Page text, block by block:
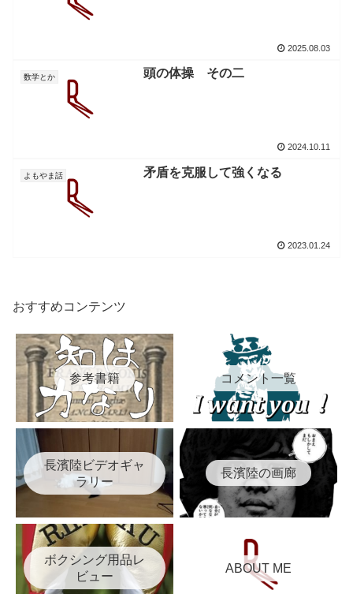
2025.08.03
数学とか 頭の体操 その二
2024.10.11
よもやま話 矛盾を克服して強くなる
2023.01.24
おすすめコンテンツ
参考書籍 コメント一覧
長濱陸ビデオギャ
ラリー
長濱陸の画廊
ボクシング用品レ
ビュー
ABOUT ME